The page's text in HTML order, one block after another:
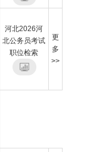
河北2026河
北公务员考试
职位检索
更
多
>>